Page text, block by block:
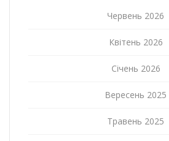
Червень 2026
Квітень 2026
Січень 2026
Вересень 2025
Травень 2025